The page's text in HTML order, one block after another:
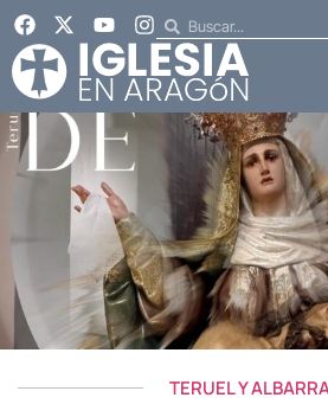
TERUEL Y